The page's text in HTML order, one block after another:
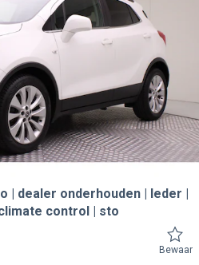
| dealer onderhouden | leder |
control | sto
Bewaar